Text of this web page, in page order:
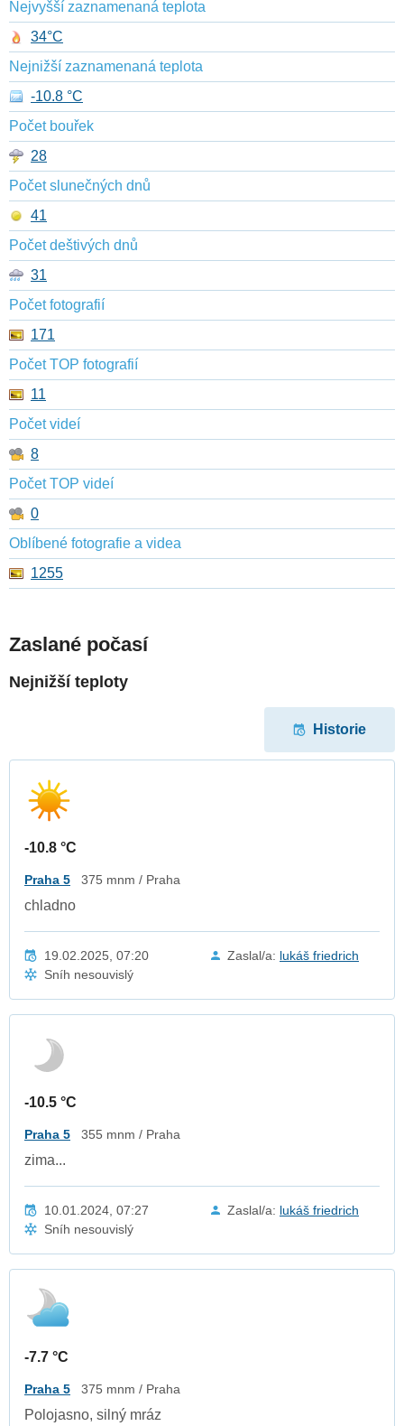
Nejvyšší zaznamenaná teplota
34°C
Nejnižší zaznamenaná teplota
-10.8 °C
Počet bouřek
28
Počet slunečných dnů
41
Počet deštivých dnů
31
Počet fotografií
171
Počet TOP fotografií
11
Počet videí
8
Počet TOP videí
0
Oblíbené fotografie a videa
1255
Zaslané počasí
Nejnižší teploty
Historie
-10.8 °C
Praha 5 375 mnm / Praha
chladno
19.02.2025, 07:20 Zaslal/a: lukáš friedrich
Sníh nesouvislý
-10.5 °C
Praha 5 355 mnm / Praha
zima...
10.01.2024, 07:27 Zaslal/a: lukáš friedrich
Sníh nesouvislý
-7.7 °C
Praha 5 375 mnm / Praha
Polojasno, silný mráz